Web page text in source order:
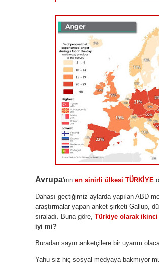
Avrupa'nın en sinirli ülkesi TÜRKİYE
Dahası geçtiğimiz aylarda yapılan ABD
araştırmalar yapan anket şirketi Gallup,
sıraladı. Buna göre, Türkiye olarak ikinci
iyi mi?
Buradan sayın anketçilere bir uyarım
Yahu siz hiç sosyal medyaya bakmıyor